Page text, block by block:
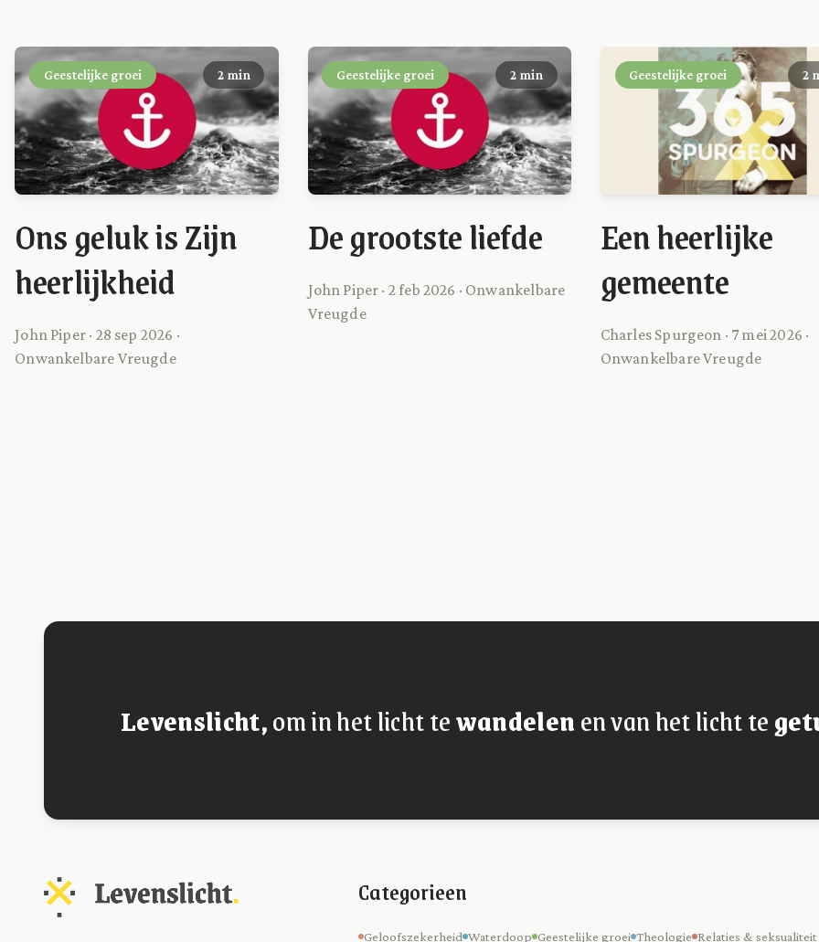
Geestelijke groei 2 min
Ons geluk is Zijn
heerlijkheid
John Piper · 28 sep 2026 ·
Onwankelbare Vreugde
Geestelijke groei 2 min
De grootste liefde
John Piper · 2 feb 2026 · Onwankelbare
Vreugde
Geestelijke groei 2
Een heerlijke
gemeente
Charles Spurgeon · 7 mei 2026 ·
Onwankelbare Vreugde
Levenslicht,om in het licht tewandelenen van het licht te
Categorieen
Geloofszekerheid Waterdoop Geestelijke groei Theologie Relaties & seksualiteit